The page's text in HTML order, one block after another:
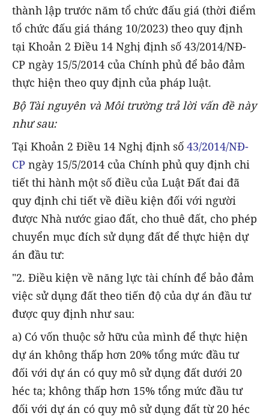
thành lập trước năm tổ chức đấu giá (thời điểm
tổ chức đấu giá tháng 10/2023) theo quy định
tại Khoản 2 Điều 14 Nghị định số 43/2014/NĐ-
CP ngày 15/5/2014 của Chính phủ để bảo đảm
thực hiện theo quy định của pháp luật.
Bộ Tài nguyên và Môi trường trả lời vấn đề này
như sau:
Tại Khoản 2 Điều 14 Nghị định số 43/2014/NĐ-
CP ngày 15/5/2014 của Chính phủ quy định chi
tiết thi hành một số điều của Luật Đất đai đã
quy định chi tiết về điều kiện đối với người
được Nhà nước giao đất, cho thuê đất, cho phép
chuyển mục đích sử dụng đất để thực hiện dự
án đầu tư:
"2. Điều kiện về năng lực tài chính để bảo đảm
việc sử dụng đất theo tiến độ của dự án đầu tư
được quy định như sau:
a) Có vốn thuộc sở hữu của mình để thực hiện
dự án không thấp hơn 20% tổng mức đầu tư
đối với dự án có quy mô sử dụng đất dưới 20
héc ta; không thấp hơn 15% tổng mức đầu tư
đối với dự án có quy mô sử dụng đất từ 20 héc